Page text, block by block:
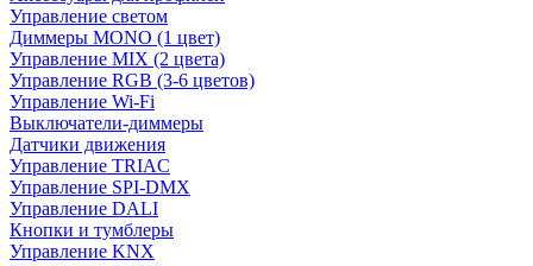
Управление светом
Диммеры MONO (1 цвет)
Управление MIX (2 цвета)
Управление RGB (3-6 цветов)
Управление Wi-Fi
Выключатели-диммеры
Датчики движения
Управление TRIAC
Управление SPI-DMX
Управление DALI
Кнопки и тумблеры
Управление KNX